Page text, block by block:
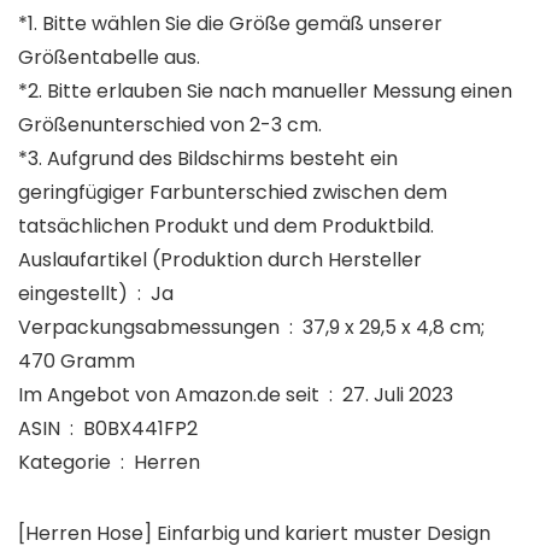
*1. Bitte wählen Sie die Größe gemäß unserer
Größentabelle aus.
*2. Bitte erlauben Sie nach manueller Messung einen
Größenunterschied von 2-3 cm.
*3. Aufgrund des Bildschirms besteht ein
geringfügiger Farbunterschied zwischen dem
tatsächlichen Produkt und dem Produktbild.
Auslaufartikel (Produktion durch Hersteller
eingestellt) ‏ : ‎ Ja
Verpackungsabmessungen ‏ : ‎ 37,9 x 29,5 x 4,8 cm;
470 Gramm
Im Angebot von Amazon.de seit ‏ : ‎ 27. Juli 2023
ASIN ‏ : ‎ B0BX441FP2
Kategorie ‏ : ‎ Herren
[Herren Hose] Einfarbig und kariert muster Design